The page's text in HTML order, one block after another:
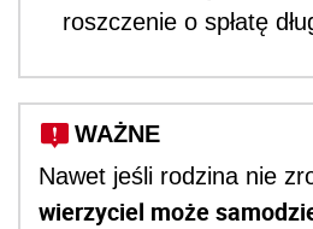
roszczenie o spłatę
WAŻNE
Nawet jeśli rodzina nie
wierzyciel może